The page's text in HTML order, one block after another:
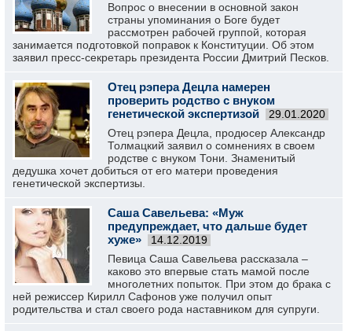
Вопрос о внесении в основной закон
страны упоминания о Боге будет
рассмотрен рабочей группой, которая
занимается подготовкой поправок к Конституции. Об этом
заявил пресс-секретарь президента России Дмитрий Песков.
Отец рэпера Децла намерен
проверить родство с внуком
генетической экспертизой
29.01.2020
Отец рэпера Децла, продюсер Александр
Толмацкий заявил о сомнениях в своем
родстве с внуком Тони. Знаменитый
дедушка хочет добиться от его матери проведения
генетической экспертизы.
Саша Савельева: «Муж
предупреждает, что дальше будет
хуже»
14.12.2019
Певица Саша Савельева рассказала –
каково это впервые стать мамой после
многолетних попыток. При этом до брака с
ней режиссер Кирилл Сафонов уже получил опыт
родительства и стал своего рода наставником для супруги.